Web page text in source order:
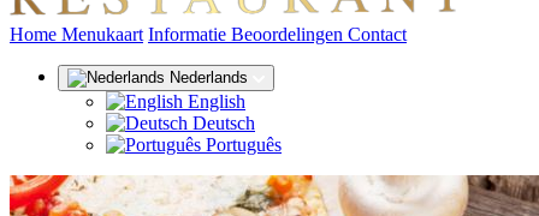
Home (huidige)
Menukaart Informatie Beoordelingen Contact
Nederlands
English
Deutsch
Português